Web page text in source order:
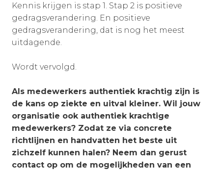
Kennis krijgen is stap 1. Stap 2 is positieve
gedragsverandering. En positieve
gedragsverandering, dat is nog het meest
uitdagende.
Wordt vervolgd.
Als medewerkers authentiek krachtig zijn is
de kans op ziekte en uitval kleiner. Wil jouw
organisatie ook authentiek krachtige
medewerkers? Zodat ze via concrete
richtlijnen en handvatten het beste uit
zichzelf kunnen halen? Neem dan gerust
contact op om de mogelijkheden van een